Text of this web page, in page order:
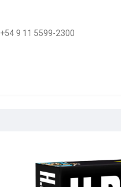
+54 9 11 5599-2300